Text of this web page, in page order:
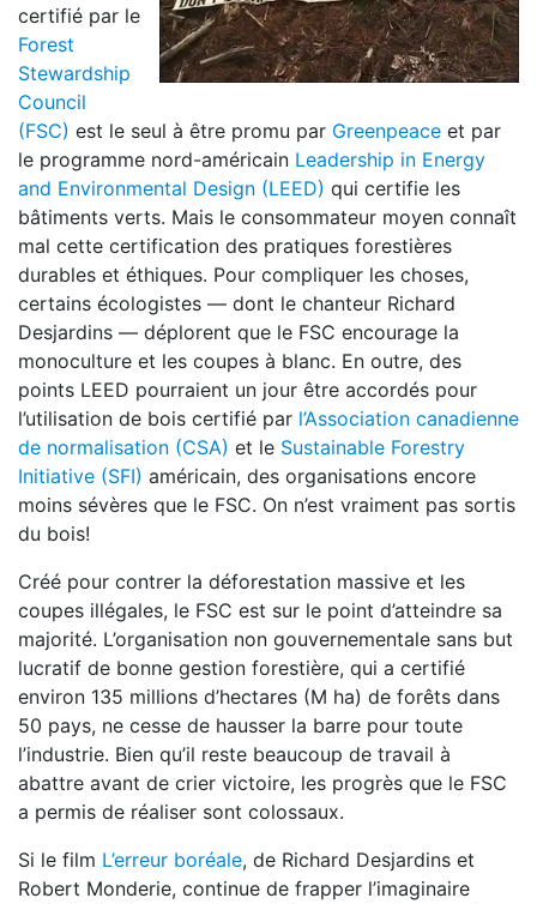
certifié par le
Forest
Stewardship
Council
(FSC) est le seul à être promu par Greenpeace et par
le programme nord-américain Leadership in Energy
and Environmental Design (LEED) qui certifie les
bâtiments verts. Mais le consommateur moyen connaît
mal cette certification des pratiques forestières
durables et éthiques. Pour compliquer les choses,
certains écologistes — dont le chanteur Richard
Desjardins — déplorent que le FSC encourage la
monoculture et les coupes à blanc. En outre, des
points LEED pourraient un jour être accordés pour
l’utilisation de bois certifié par l’Association canadienne
de normalisation (CSA) et le Sustainable Forestry
Initiative (SFI) américain, des organisations encore
moins sévères que le FSC. On n’est vraiment pas sortis
du bois!
Créé pour contrer la déforestation massive et les
coupes illégales, le FSC est sur le point d’atteindre sa
majorité. L’organisation non gouvernementale sans but
lucratif de bonne gestion forestière, qui a certifié
environ 135 millions d’hectares (M ha) de forêts dans
50 pays, ne cesse de hausser la barre pour toute
l’industrie. Bien qu’il reste beaucoup de travail à
abattre avant de crier victoire, les progrès que le FSC
a permis de réaliser sont colossaux.
Si le film L’erreur boréale, de Richard Desjardins et
Robert Monderie, continue de frapper l’imaginaire